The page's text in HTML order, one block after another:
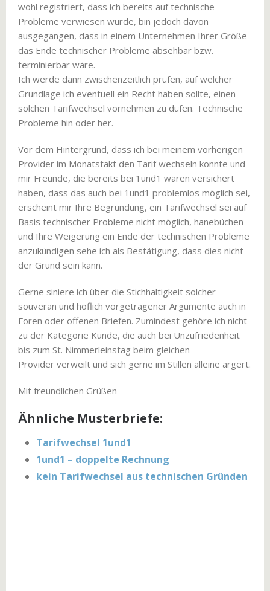
wohl registriert, dass ich bereits auf technische
Probleme verwiesen wurde, bin jedoch davon
ausgegangen, dass in einem Unternehmen Ihrer Größe
das Ende technischer Probleme absehbar bzw.
terminierbar wäre.
Ich werde dann zwischenzeitlich prüfen, auf welcher
Grundlage ich eventuell ein Recht haben sollte, einen
solchen Tarifwechsel vornehmen zu düfen. Technische
Probleme hin oder her.
Vor dem Hintergrund, dass ich bei meinem vorherigen
Provider im Monatstakt den Tarif wechseln konnte und
mir Freunde, die bereits bei 1und1 waren versichert
haben, dass das auch bei 1und1 problemlos möglich sei,
erscheint mir Ihre Begründung, ein Tarifwechsel sei auf
Basis technischer Probleme nicht möglich, hanebüchen
und Ihre Weigerung ein Ende der technischen Probleme
anzukündigen sehe ich als Bestätigung, dass dies nicht
der Grund sein kann.
Gerne siniere ich über die Stichhaltigkeit solcher
souverän und höflich vorgetragener Argumente auch in
Foren oder offenen Briefen. Zumindest gehöre ich nicht
zu der Kategorie Kunde, die auch bei Unzufriedenheit
bis zum St. Nimmerleinstag beim gleichen
Provider verweilt und sich gerne im Stillen alleine ärgert.
Mit freundlichen Grüßen
Ähnliche Musterbriefe:
Tarifwechsel 1und1
1und1 – doppelte Rechnung
kein Tarifwechsel aus technischen Gründen